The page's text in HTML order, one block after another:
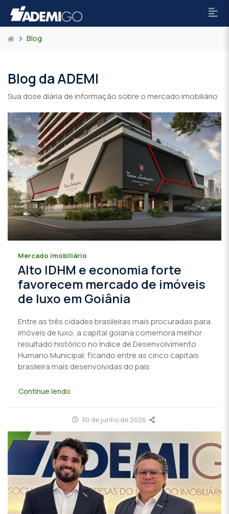
Blog
Blog da ADEMI
Sua dose diária de informação sobre o mercado imobiliário
Mercado imobiliário
Alto IDHM e economia forte
favorecem mercado de imóveis
de luxo em Goiânia
Entre as três cidades brasileiras mais procuradas para
imóveis de luxo, a capital goiana comemora melhor
resultado histórico no Índice de Desenvolvimento
Humano Municipal, ficando entre as cinco capitais
brasileira mais desenvolvidas do país
Continue lendo
30 de junho de 2026